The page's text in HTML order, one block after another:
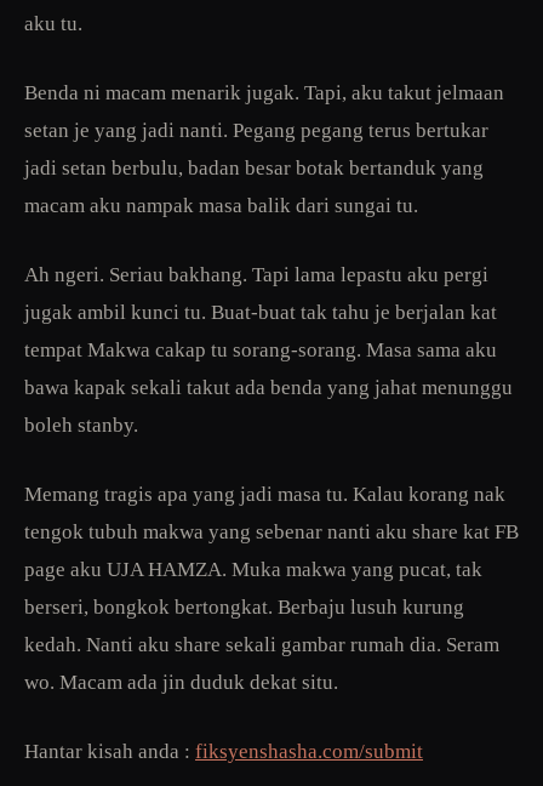
aku tu.
Benda ni macam menarik jugak. Tapi, aku takut jelmaan
setan je yang jadi nanti. Pegang pegang terus bertukar
jadi setan berbulu, badan besar botak bertanduk yang
macam aku nampak masa balik dari sungai tu.
Ah ngeri. Seriau bakhang. Tapi lama lepastu aku pergi
jugak ambil kunci tu. Buat-buat tak tahu je berjalan kat
tempat Makwa cakap tu sorang-sorang. Masa sama aku
bawa kapak sekali takut ada benda yang jahat menunggu
boleh stanby.
Memang tragis apa yang jadi masa tu. Kalau korang nak
tengok tubuh makwa yang sebenar nanti aku share kat FB
page aku UJA HAMZA. Muka makwa yang pucat, tak
berseri, bongkok bertongkat. Berbaju lusuh kurung
kedah. Nanti aku share sekali gambar rumah dia. Seram
wo. Macam ada jin duduk dekat situ.
Hantar kisah anda : fiksyenshasha.com/submit